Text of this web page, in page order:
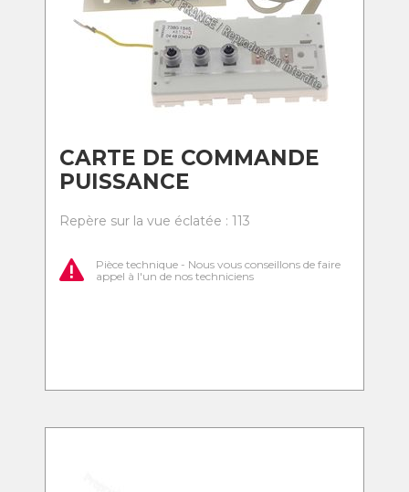
CARTE DE COMMANDE
PUISSANCE
Repère sur la vue éclatée : 113
Pièce technique - Nous vous conseillons de faire
appel à l'un de nos techniciens